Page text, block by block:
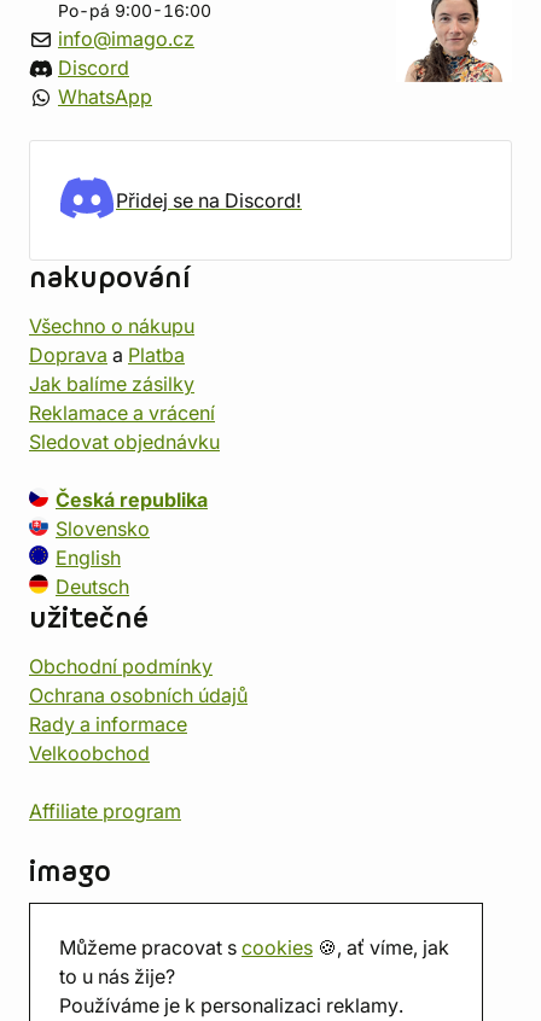
Můžeme pracovat s cookies 🍪, ať víme, jak
to u nás žije?
Používáme je k personalizaci reklamy.
Po-pá 9:00-16:00
info@imago.cz
Discord
WhatsApp
Přidej se na Discord!
nakupování
Všechno o nákupu
Doprava a Platba
Jak balíme zásilky
Reklamace a vrácení
Sledovat objednávku
Česká republika
Slovensko
English
Deutsch
užitečné
Obchodní podmínky
Ochrana osobních údajů
Rady a informace
Velkoobchod
Affiliate program
imago
Prodejna
Herna
O nás